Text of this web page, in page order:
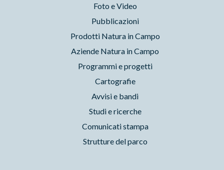
Foto e Video
Pubblicazioni
Prodotti Natura in Campo
Aziende Natura in Campo
Programmi e progetti
Cartografie
Avvisi e bandi
Studi e ricerche
Comunicati stampa
Strutture del parco